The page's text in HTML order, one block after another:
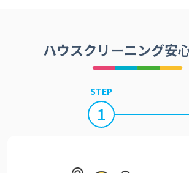
ハウスクリーニング安
STEP
1